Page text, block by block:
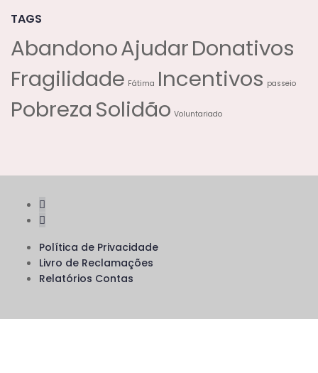
TAGS
AbandonoAjudarDonativos
Fragilidade Fátima Incentivos passeio
PobrezaSolidão Voluntariado
Política de Privacidade
Livro de Reclamações
Relatórios Contas